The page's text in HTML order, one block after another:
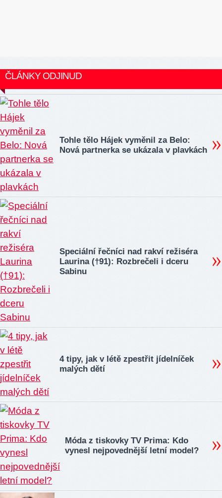
ČLÁNKY ODJINUD
Tohle tělo Hájek vyměnil za Belo:
Nová partnerka se ukázala v plavkách
Speciální řečníci nad rakví režiséra
Laurina (†91): Rozbrečeli i dceru
Sabinu
4 tipy, jak v létě zpestřit jídelníček
malých dětí
Móda z tiskovky TV Prima: Kdo
vynesl nejpovednější letní model?